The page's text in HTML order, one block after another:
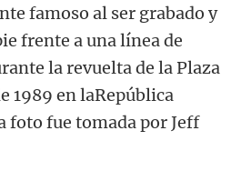
famoso al ser grabado y
frente a una línea de
la revuelta de la Plaza
1989 en laRepública
foto fue tomada por Jeff